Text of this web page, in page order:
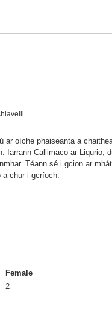
ar oíche phaiseanta a
Iarrann Callimaco ar Liqurio,
Téann sé i gcion ar
chur i gcríoch.
Female
2